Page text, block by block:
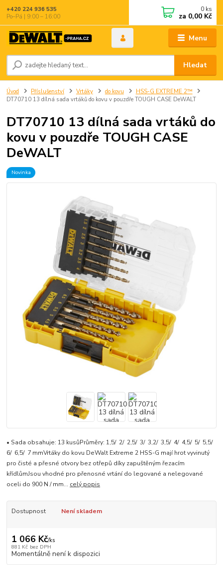
Menu
Hledat
+420 224 936 535
Po–Pá | 9:00 – 16:00
0 ks
za 0,00 Kč
Úvod Příslušenství Vrtáky do kovu
HSS-G EXTREME 2™
DT70710 13 dílná sada vrtáků do kovu v pouzdře TOUGH CASE DeWALT
DT70710 13 dílná sada vrtáků do
kovu v pouzdře TOUGH CASE
DeWALT
Novinka
• Sada obsahuje: 13 kusůPrůměry: 1,5/ 2/ 2,5/ 3/ 3,2/ 3,5/ 4/ 4,5/ 5/ 5,5/
6/ 6,5/ 7 mmVrtáky do kovu DeWalt Extreme 2 HSS-G mají hrot vyvinutý
pro čisté a přesné otvory bez otřepů díky zapuštěným řezacím
křídlůmJsou vhodné pro přenosné vrtání do legované a nelegované
oceli do 900 N / mm... celý popis
Dostupnost Není skladem
1 066 Kč/ks
881 Kč bez DPH
Momentálně není k dispozici